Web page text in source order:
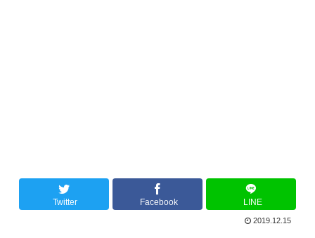
Twitter Facebook LINE
2019.12.15